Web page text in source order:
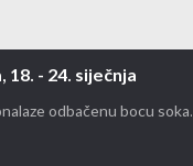
18. - 24. siječnja
odbačenu bocu soka.